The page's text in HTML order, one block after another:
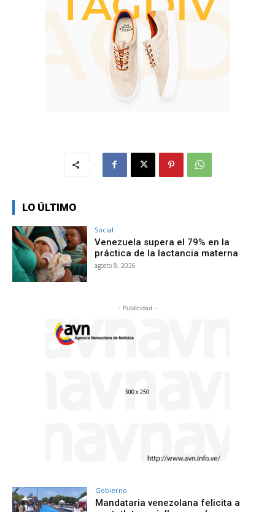
LO ÚLTIMO
Social
Venezuela supera el 79% en la
práctica de la lactancia materna
agosto 8, 2026
- Publicidad -
Gobierno
Mandataria venezolana felicita a